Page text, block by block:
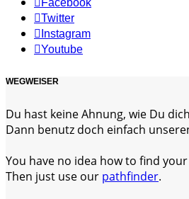
Facebook
Twitter
Instagram
Youtube
WEGWEISER
Du hast keine Ahnung, wie Du
Dann benutz doch einfach
You have no idea how to find
Then just use our pathfinder.